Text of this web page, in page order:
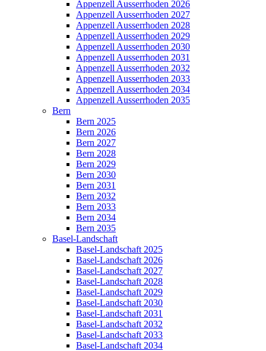
Appenzell Ausserrhoden 2026
Appenzell Ausserrhoden 2027
Appenzell Ausserrhoden 2028
Appenzell Ausserrhoden 2029
Appenzell Ausserrhoden 2030
Appenzell Ausserrhoden 2031
Appenzell Ausserrhoden 2032
Appenzell Ausserrhoden 2033
Appenzell Ausserrhoden 2034
Appenzell Ausserrhoden 2035
Bern
Bern 2025
Bern 2026
Bern 2027
Bern 2028
Bern 2029
Bern 2030
Bern 2031
Bern 2032
Bern 2033
Bern 2034
Bern 2035
Basel-Landschaft
Basel-Landschaft 2025
Basel-Landschaft 2026
Basel-Landschaft 2027
Basel-Landschaft 2028
Basel-Landschaft 2029
Basel-Landschaft 2030
Basel-Landschaft 2031
Basel-Landschaft 2032
Basel-Landschaft 2033
Basel-Landschaft 2034